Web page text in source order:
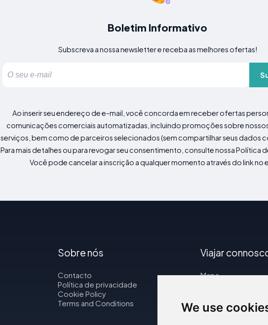
We use
Boletim Informativo
Subscreva a nossa newsletter e receba as melhores ofertas!
Ao inserir seu endereço de e-mail, você concorda em receber ofertas
comunicações comerciais automatizadas, incluindo promoções sobre
serviços, bem como de parceiros selecionados (sem compartilhar seus dados
Para mais detalhes ou para revogar seu consentimento, consulte nossa Política
Você pode cancelar a inscrição a qualquer momento através do link no
Sobre nós
Contacto
Política de privacidade
Cookie Policy
Terms and Conditions
Viajar
Mapa